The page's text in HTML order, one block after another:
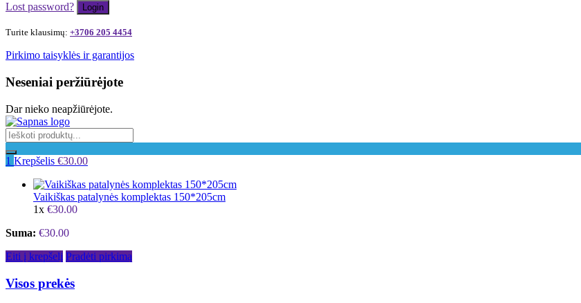
Lost password?
Turite klausimų: +3706 205 4454
Pirkimo taisyklės ir garantijos
Neseniai peržiūrėjote
Dar nieko neapžiūrėjote.
1 Krepšelis €30.00
Vaikiškas patalynės komplektas 150*205cm
1x €30.00
Suma: €30.00
Eiti į krepšelį Pradėti pirkimą
Visos prekės